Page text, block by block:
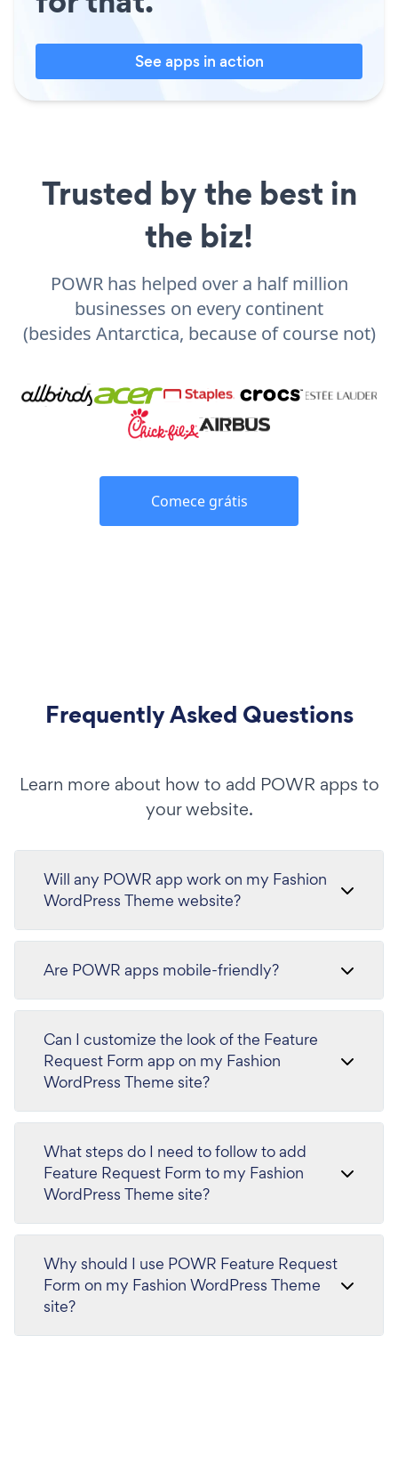
See apps in action
Trusted by the best in
the biz!
POWR has helped over a half million
businesses on every continent
(besides Antarctica, because of course not)
Comece grátis
Frequently Asked Questions
Learn more about how to add POWR apps to
your website.
Will any POWR app work on my Fashion
WordPress Theme website?
Are POWR apps mobile-friendly?
Can I customize the look of the Feature
Request Form app on my Fashion
WordPress Theme site?
What steps do I need to follow to add
Feature Request Form to my Fashion
WordPress Theme site?
Why should I use POWR Feature Request
Form on my Fashion WordPress Theme
site?